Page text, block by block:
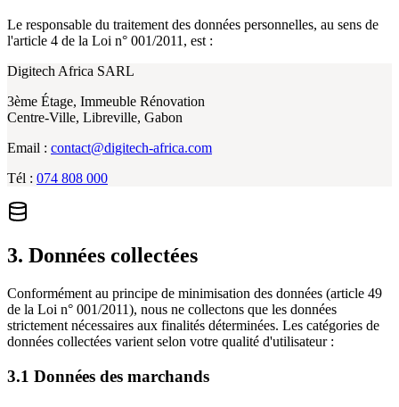
Le responsable du traitement des données personnelles, au sens de
l'article 4 de la Loi n° 001/2011, est :
Digitech Africa SARL
3ème Étage, Immeuble Rénovation
Centre-Ville, Libreville, Gabon
Email : contact@digitech-africa.com
Tél : 074 808 000
3. Données collectées
Conformément au principe de minimisation des données (article 49
de la Loi n° 001/2011), nous ne collectons que les données
strictement nécessaires aux finalités déterminées. Les catégories de
données collectées varient selon votre qualité d'utilisateur :
3.1 Données des marchands